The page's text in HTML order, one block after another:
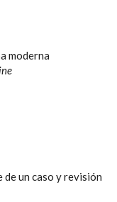
moderna
un caso y revisión